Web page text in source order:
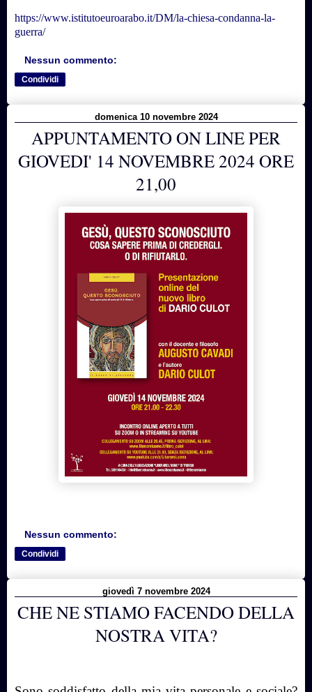
https://www.istitutoeuroarabo.it/DM/la-chiesa-condanna-la-
guerra/
Nessun commento:
Condividi
domenica 10 novembre 2024
APPUNTAMENTO ON LINE PER
GIOVEDI' 14 NOVEMBRE 2024 ORE
21,00
Nessun commento:
Condividi
giovedì 7 novembre 2024
CHE NE STIAMO FACENDO DELLA
NOSTRA VITA?